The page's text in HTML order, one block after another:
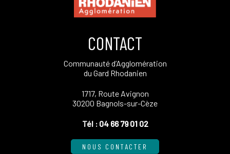
CONTACT
Communauté d’Agglomération
du Gard Rhodanien
1717, Route Avignon
30200 Bagnols-sur-Cèze
Tél : 04 66 79 01 02
NOUS CONTACTER